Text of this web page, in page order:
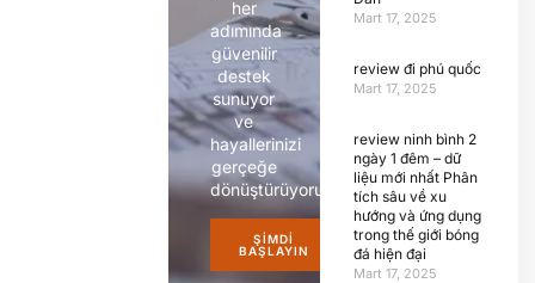
her
adımında
güvenilir
destek
sunuyor
ve
hayallerinizi
gerçeğe
dönüştürüyoruz.
ŞIMDI
BAŞLAYIN
Mart 17, 2025
review đi phú quốc
Mart 17, 2025
review ninh bình 2
ngày 1 đêm – dữ
liệu mới nhất Phân
tích sâu về xu
hướng và ứng dụng
trong thế giới bóng
đá hiện đại
Mart 17, 2025